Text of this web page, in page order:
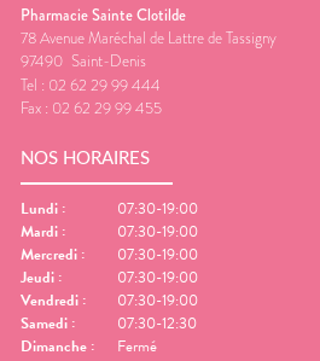
Pharmacie Sainte Clotilde
78 Avenue Maréchal de Lattre de Tassigny
97490 Saint-Denis
Tel : 02 62 29 99 444
Fax : 02 62 29 99 455
NOS HORAIRES
Lundi :
07:30-19:00
Mardi :
07:30-19:00
Mercredi :
07:30-19:00
Jeudi :
07:30-19:00
Vendredi :
07:30-19:00
Samedi :
07:30-12:30
Dimanche : Fermé